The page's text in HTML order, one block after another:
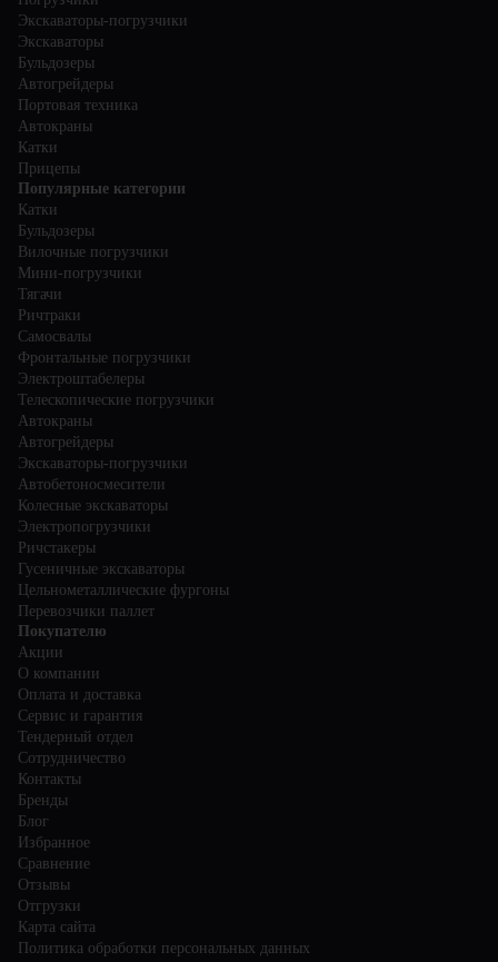
Экскаваторы-погрузчики
Экскаваторы
Бульдозеры
Автогрейдеры
Портовая техника
Автокраны
Катки
Прицепы
Популярные категории
Катки
Бульдозеры
Вилочные погрузчики
Мини-погрузчики
Тягачи
Ричтраки
Самосвалы
Фронтальные погрузчики
Электроштабелеры
Телескопические погрузчики
Автокраны
Автогрейдеры
Экскаваторы-погрузчики
Автобетоносмесители
Колесные экскаваторы
Электропогрузчики
Ричстакеры
Гусеничные экскаваторы
Цельнометаллические фургоны
Перевозчики паллет
Покупателю
Акции
О компании
Оплата и доставка
Сервис и гарантия
Тендерный отдел
Сотрудничество
Контакты
Бренды
Блог
Избранное
Сравнение
Отзывы
Отгрузки
Карта сайта
Политика обработки персональных данных